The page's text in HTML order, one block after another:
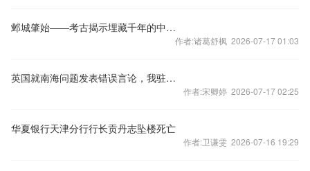
邺城肇始——考古揭示埋藏千年的中国都城秘密
作者:诸葛舒枫 2026-07-17 01:03
英国就南海问题发表错误言论，我驻英使馆：提出严正交涉
作者:宋卿婷 2026-07-17 02:25
华夏银行天津分行行长贡丹志坠楼死亡
作者:卫谦雯 2026-07-16 19:29